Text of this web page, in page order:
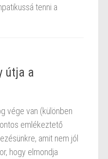
tenni a
útja a
vége van (különben
emlékeztető
amit nem jól
hogy elmondja